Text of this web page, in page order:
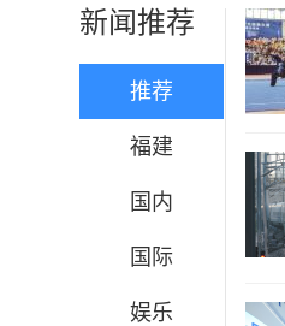
新闻推荐
推荐
福建
国内
国际
娱乐